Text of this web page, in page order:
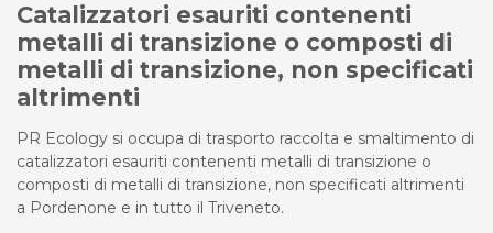
Catalizzatori esauriti contenenti
metalli di transizione o composti di
metalli di transizione, non specificati
altrimenti
PR Ecology si occupa di trasporto raccolta e smaltimento di
catalizzatori esauriti contenenti metalli di transizione o
composti di metalli di transizione, non specificati altrimenti
a Pordenone e in tutto il Triveneto.